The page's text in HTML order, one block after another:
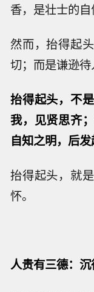
香，是壮士的自
然而，抬得起
切；而是谦逊待
抬得起头，不
我，见贤思齐
自知之明，后发
抬得起头，就
怀。
人贵有三德：沉